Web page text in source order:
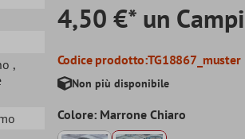
,
4,50 €* un
Codice prodotto:TG18867_muster
Non più disponibile
Colore: Marrone Chiaro